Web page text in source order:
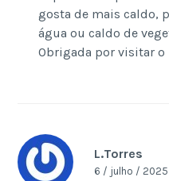
gosta de mais caldo,
água ou caldo de
Obrigada por visitar o
L.Torres
6 / julho / 2025